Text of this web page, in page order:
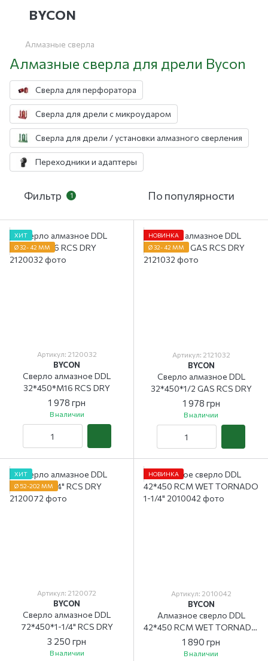
BYCON
Алмазные сверла
Алмазные сверла для дрели Bycon
Сверла для перфоратора
Сверла для дрели с микроударом
Сверла для дрели / установки алмазного сверления
Переходники и адаптеры
Фильтр 1 По популярности
ХИТ
Ø 32- 42 ММ
Артикул: 2120032
BYCON
Сверло алмазное DDL
32*450*M16 RCS DRY
1 978 грн
В наличии
НОВИНКА
Ø 32- 42 ММ
Артикул: 2121032
BYCON
Сверло алмазное DDL
32*450*1/2 GAS RCS DRY
1 978 грн
В наличии
ХИТ
Ø 52-202 ММ
Артикул: 2120072
BYCON
Сверло алмазное DDL
72*450*1-1/4" RCS DRY
3 250 грн
В наличии
НОВИНКА
Артикул: 2010042
BYCON
Алмазное сверло DDL
42*450 RCM WET TORNADO
1-1/4"
1 890 грн
В наличии